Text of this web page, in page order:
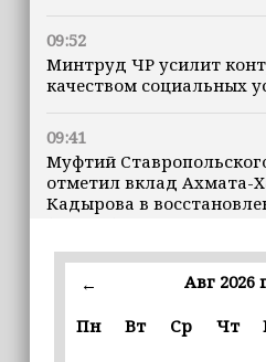
09:52
Минтруд ЧР усилит
качеством социальных
09:41
Муфтий
отметил вклад Ахмата-
Кадырова в
весом в четыре тонны
← Авг 2026
Пн
Вт Ср Чт